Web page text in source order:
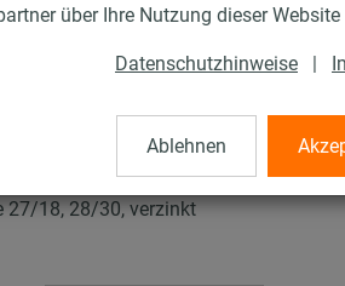
über Ihre Nutzung dieser
Datenschutzhinweise |
Ablehnen
für die Lüftungsbefestigung
27/18, 28/30, verzinkt